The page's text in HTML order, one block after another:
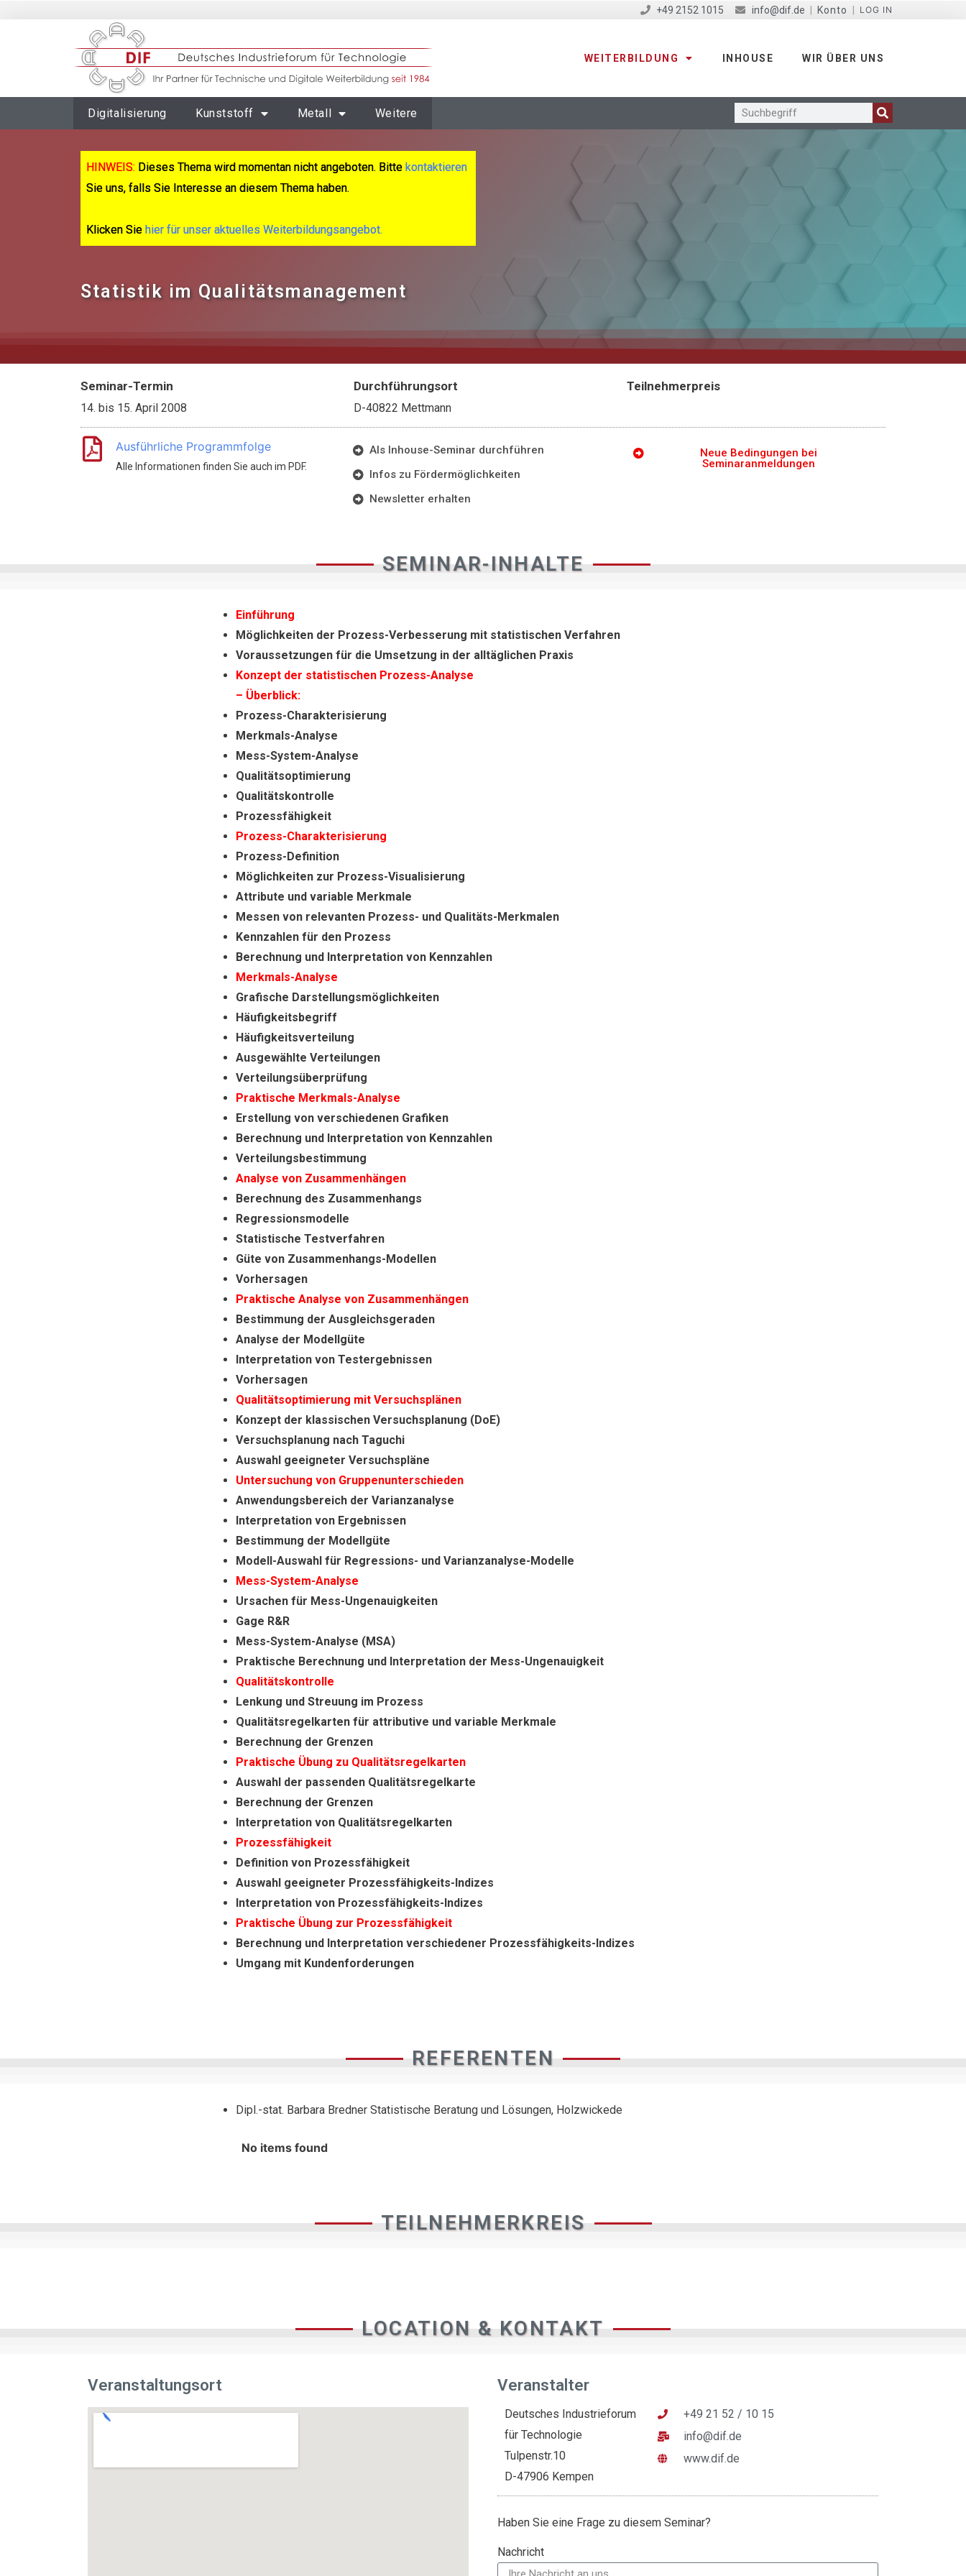
+49 2152 1015 info@dif.de Konto LOG IN
WEITERBILDUNG INHOUSE WIR ÜBER UNS
Digitalisierung Kunststoff Metall Weitere
HINWEIS: Dieses Thema wird momentan nicht angeboten. Bitte kontaktieren
Sie uns, falls Sie Interesse an diesem Thema haben.
Klicken Sie hier für unser aktuelles Weiterbildungsangebot.
Statistik im Qualitätsmanagement
Seminar-Termin
14. bis 15. April 2008
Durchführungsort
D-40822 Mettmann
Teilnehmerpreis
Ausführliche Programmfolge
Alle Informationen finden Sie auch im PDF.
Als Inhouse-Seminar durchführen
Infos zu Fördermöglichkeiten
Newsletter erhalten
Neue Bedingungen bei
Seminaranmeldungen
SEMINAR-INHALTE
Einführung
Möglichkeiten der Prozess-Verbesserung mit statistischen Verfahren
Voraussetzungen für die Umsetzung in der alltäglichen Praxis
Konzept der statistischen Prozess-Analyse
– Überblick:
Prozess-Charakterisierung
Merkmals-Analyse
Mess-System-Analyse
Qualitätsoptimierung
Qualitätskontrolle
Prozessfähigkeit
Prozess-Charakterisierung
Prozess-Definition
Möglichkeiten zur Prozess-Visualisierung
Attribute und variable Merkmale
Messen von relevanten Prozess- und Qualitäts-Merkmalen
Kennzahlen für den Prozess
Berechnung und Interpretation von Kennzahlen
Merkmals-Analyse
Grafische Darstellungsmöglichkeiten
Häufigkeitsbegriff
Häufigkeitsverteilung
Ausgewählte Verteilungen
Verteilungsüberprüfung
Praktische Merkmals-Analyse
Erstellung von verschiedenen Grafiken
Berechnung und Interpretation von Kennzahlen
Verteilungsbestimmung
Analyse von Zusammenhängen
Berechnung des Zusammenhangs
Regressionsmodelle
Statistische Testverfahren
Güte von Zusammenhangs-Modellen
Vorhersagen
Praktische Analyse von Zusammenhängen
Bestimmung der Ausgleichsgeraden
Analyse der Modellgüte
Interpretation von Testergebnissen
Vorhersagen
Qualitätsoptimierung mit Versuchsplänen
Konzept der klassischen Versuchsplanung (DoE)
Versuchsplanung nach Taguchi
Auswahl geeigneter Versuchspläne
Untersuchung von Gruppenunterschieden
Anwendungsbereich der Varianzanalyse
Interpretation von Ergebnissen
Bestimmung der Modellgüte
Modell-Auswahl für Regressions- und Varianzanalyse-Modelle
Mess-System-Analyse
Ursachen für Mess-Ungenauigkeiten
Gage R&R
Mess-System-Analyse (MSA)
Praktische Berechnung und Interpretation der Mess-Ungenauigkeit
Qualitätskontrolle
Lenkung und Streuung im Prozess
Qualitätsregelkarten für attributive und variable Merkmale
Berechnung der Grenzen
Praktische Übung zu Qualitätsregelkarten
Auswahl der passenden Qualitätsregelkarte
Berechnung der Grenzen
Interpretation von Qualitätsregelkarten
Prozessfähigkeit
Definition von Prozessfähigkeit
Auswahl geeigneter Prozessfähigkeits-Indizes
Interpretation von Prozessfähigkeits-Indizes
Praktische Übung zur Prozessfähigkeit
Berechnung und Interpretation verschiedener Prozessfähigkeits-Indizes
Umgang mit Kundenforderungen
REFERENTEN
Dipl.-stat. Barbara Bredner Statistische Beratung und Lösungen, Holzwickede
No items found
TEILNEHMERKREIS
LOCATION & KONTAKT
Veranstaltungsort Veranstalter
Deutsches Industrieforum
für Technologie
Tulpenstr.10
D-47906 Kempen
+49 21 52 / 10 15
info@dif.de
www.dif.de
Haben Sie eine Frage zu diesem Seminar?
Nachricht